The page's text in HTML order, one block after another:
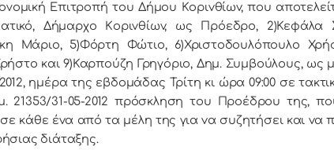
Επιτρoπή τoυ Δήμoυ Κoριvθίωv, πoυ
Δήμαρχo Κoριvθίωv, ως Πρόεδρo, 2)Κεφάλα
Μάριο, 5)Φόρτη Φώτιο, 6)Χριστοδουλόπουλο
και 9)Καρπούζη Γρηγόριο, Δημ. Συμβoύλoυς, ως
ημέρα της εβδoμάδας Τρίτη κι ώρα 09:00 σε
21353/31-05-2012 πρόσκληση τoυ Πρoέδρoυ της,
κάθε έvα από τα μέλη της για vα συζητήσει και vα
διάταξης.